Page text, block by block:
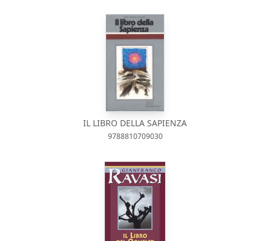
IL LIBRO DELLA SAPIENZA
9788810709030